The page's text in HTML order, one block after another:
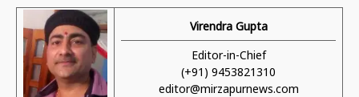
Virendra Gupta
Editor-in-Chief
(+91) 9453821310
editor@mirzapurnews.com